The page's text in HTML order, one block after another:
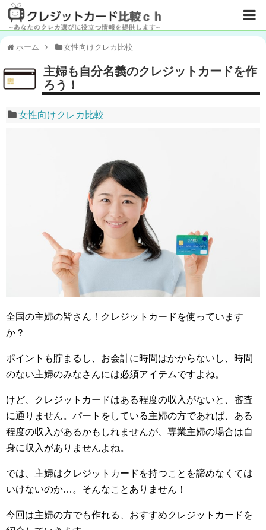
ホーム 女性向けクレカ比較
主婦も自分名義のクレジットカードを作
ろう！
女性向けクレカ比較
全国の主婦の皆さん！クレジットカードを使っています
か？
ポイントも貯まるし、お会計に時間はかからないし、時間
のない主婦のみなさんには必須アイテムですよね。
けど、クレジットカードはある程度の収入がないと、審査
に通りません。パートをしている主婦の方であれば、ある
程度の収入があるかもしれませんが、専業主婦の場合は自
身に収入がありませんよね。
では、主婦はクレジットカードを持つことを諦めなくては
いけないのか…。そんなことありません！
今回は主婦の方でも作れる、おすすめクレジットカードを